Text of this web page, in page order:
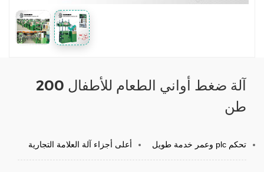
آلة ضغط أواني الطعام للأطفال 200
طن
أعلى أجزاء آلة العلامة التجارية تحكم plc وعمر خدمة طويل